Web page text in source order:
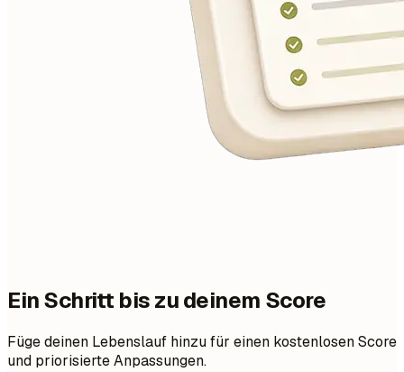
Ein Schritt bis zu deinem Score
Füge deinen Lebenslauf hinzu für einen kostenlosen Score
und priorisierte Anpassungen.